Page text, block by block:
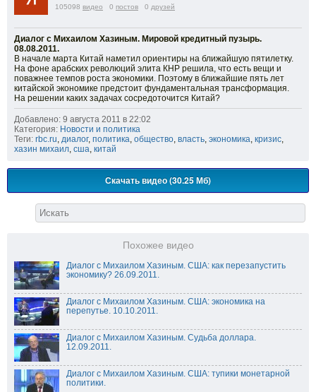
105098 видео 0 постов 0 друзей
Диалог с Михаилом Хазиным. Мировой кредитный пузырь.
08.08.2011.
В начале марта Китай наметил ориентиры на ближайшую пятилетку.
На фоне арабских революций элита КНР решила, что есть вещи и
поважнее темпов роста экономики. Поэтому в ближайшие пять лет
китайской экономике предстоит фундаментальная трансформация.
На решении каких задачах сосредоточится Китай?
Добавлено: 9 августа 2011 в 22:02
Категория: Новости и политика
Теги: rbc.ru, диалог, политика, общество, власть, экономика, кризис,
хазин михаил, сша, китай
Скачать видео (30.25 Мб)
Похожее видео
Диалог с Михаилом Хазиным. США: как перезапустить
экономику? 26.09.2011.
Диалог с Михаилом Хазиным. США: экономика на
перепутье. 10.10.2011.
Диалог с Михаилом Хазиным. Судьба доллара.
12.09.2011.
Диалог с Михаилом Хазиным. США: тупики монетарной
политики.